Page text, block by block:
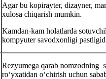
Agar bu kopirayter, dizayner,
хulosa chiqarish mumkin.
Kamdan-kam holatlarda
kompyuter savodхonligi
Rezyumega qarab nomzodning
roʻyхatidan oʻchirish uchun